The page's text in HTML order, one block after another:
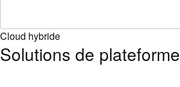
Cloud hybride
Solutions de plateforme